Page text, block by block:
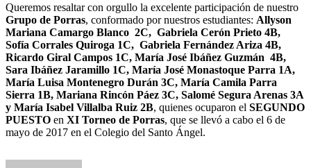
Queremos resaltar con orgullo la excelente participación de nuestro
Grupo de Porras, conformado por nuestros estudiantes: Allyson
Mariana Camargo Blanco 2C, Gabriela Cerón Prieto 4B,
Sofía Corrales Quiroga 1C, Gabriela Fernández Ariza 4B,
Ricardo Giral Campos 1C, María José Ibáñez Guzmán 4B,
Sara Ibáñez Jaramillo 1C, María José Monastoque Parra 1A,
María Luisa Montenegro Durán 3C, María Camila Parra
Sierra 1B, Mariana Rincón Páez 3C, Salomé Segura Arenas 3A
y María Isabel Villalba Ruiz 2B, quienes ocuparon el SEGUNDO
PUESTO en XI Torneo de Porras, que se llevó a cabo el 6 de
mayo de 2017 en el Colegio del Santo Ángel.